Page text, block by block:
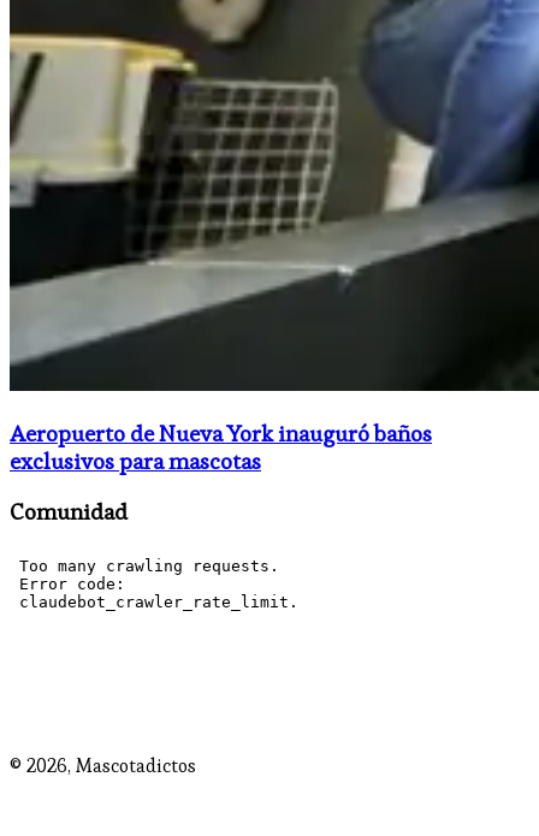
Aeropuerto de Nueva York inauguró baños
exclusivos para mascotas
Comunidad
© 2026, Mascotadictos